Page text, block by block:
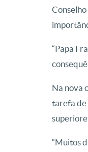
“Papa
Na nova
tarefa de
“Muitos